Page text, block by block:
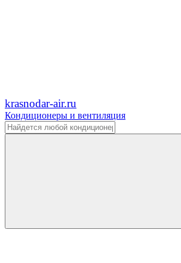
krasnodar-air.ru
Кондиционеры и вентиляция